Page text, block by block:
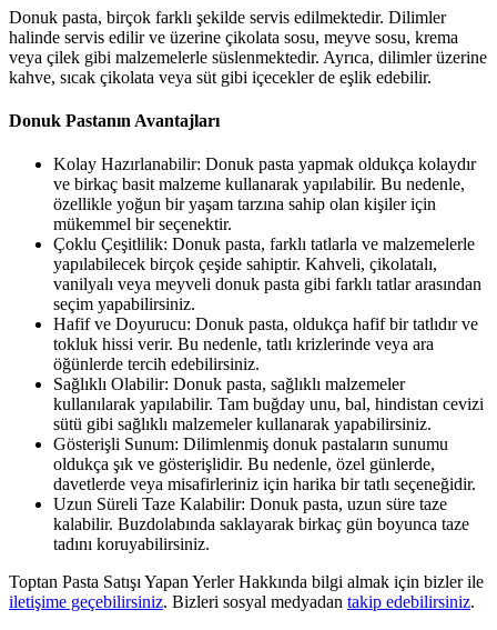
Donuk pasta, birçok farklı şekilde servis edilmektedir. Dilimler
halinde servis edilir ve üzerine çikolata sosu, meyve sosu, krema
veya çilek gibi malzemelerle süslenmektedir. Ayrıca, dilimler üzerine
kahve, sıcak çikolata veya süt gibi içecekler de eşlik edebilir.
Donuk Pastanın Avantajları
Kolay Hazırlanabilir: Donuk pasta yapmak oldukça kolaydır
ve birkaç basit malzeme kullanarak yapılabilir. Bu nedenle,
özellikle yoğun bir yaşam tarzına sahip olan kişiler için
mükemmel bir seçenektir.
Çoklu Çeşitlilik: Donuk pasta, farklı tatlarla ve malzemelerle
yapılabilecek birçok çeşide sahiptir. Kahveli, çikolatalı,
vanilyalı veya meyveli donuk pasta gibi farklı tatlar arasından
seçim yapabilirsiniz.
Hafif ve Doyurucu: Donuk pasta, oldukça hafif bir tatlıdır ve
tokluk hissi verir. Bu nedenle, tatlı krizlerinde veya ara
öğünlerde tercih edebilirsiniz.
Sağlıklı Olabilir: Donuk pasta, sağlıklı malzemeler
kullanılarak yapılabilir. Tam buğday unu, bal, hindistan cevizi
sütü gibi sağlıklı malzemeler kullanarak yapabilirsiniz.
Gösterişli Sunum: Dilimlenmiş donuk pastaların sunumu
oldukça şık ve gösterişlidir. Bu nedenle, özel günlerde,
davetlerde veya misafirleriniz için harika bir tatlı seçeneğidir.
Uzun Süreli Taze Kalabilir: Donuk pasta, uzun süre taze
kalabilir. Buzdolabında saklayarak birkaç gün boyunca taze
tadını koruyabilirsiniz.
Toptan Pasta Satışı Yapan Yerler Hakkında bilgi almak için bizler ile
iletişime geçebilirsiniz. Bizleri sosyal medyadan takip edebilirsiniz.